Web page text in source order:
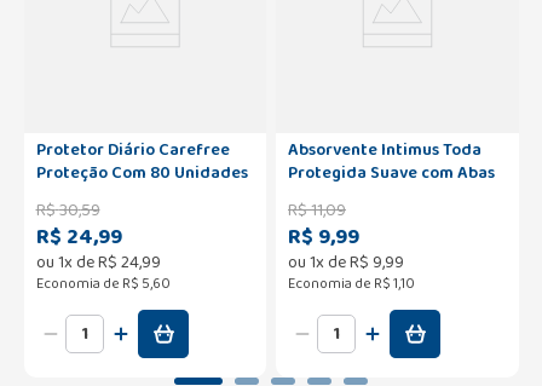
Protetor Diário Carefree
Proteção Com 80 Unidades
Leve Mais Pague Menos
R$30,59
R$ 24,99
ou1x deR$24,99
Economia de R$ 5,60
Absorvente Intimus Toda
Protegida Suave com Abas
com 16 Unidades Leve Mais
Por Menos
R$11,09
R$ 9,99
ou1x deR$ 9,99
Economia de R$ 1,10